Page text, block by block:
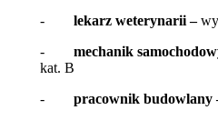
- lekarz weterynarii –
- mechanik
kat. B
- pracownik budowlany